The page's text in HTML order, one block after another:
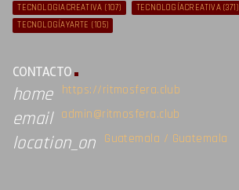
TECNOLOGIACREATIVA (107) TECNOLOGÍACREATIVA(371)
TECNOLOGÍAYARTE (105)
CONTACTO
home https://ritmosfera.club
email admin@ritmosfera.club
location_on Guatemala / Guatemala